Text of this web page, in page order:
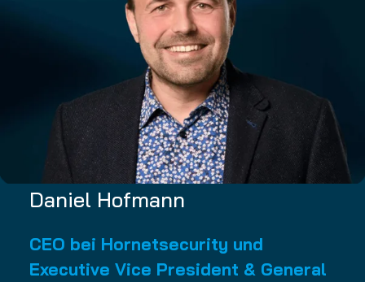
Daniel Hofmann
CEO bei Hornetsecurity und
Executive Vice President & General